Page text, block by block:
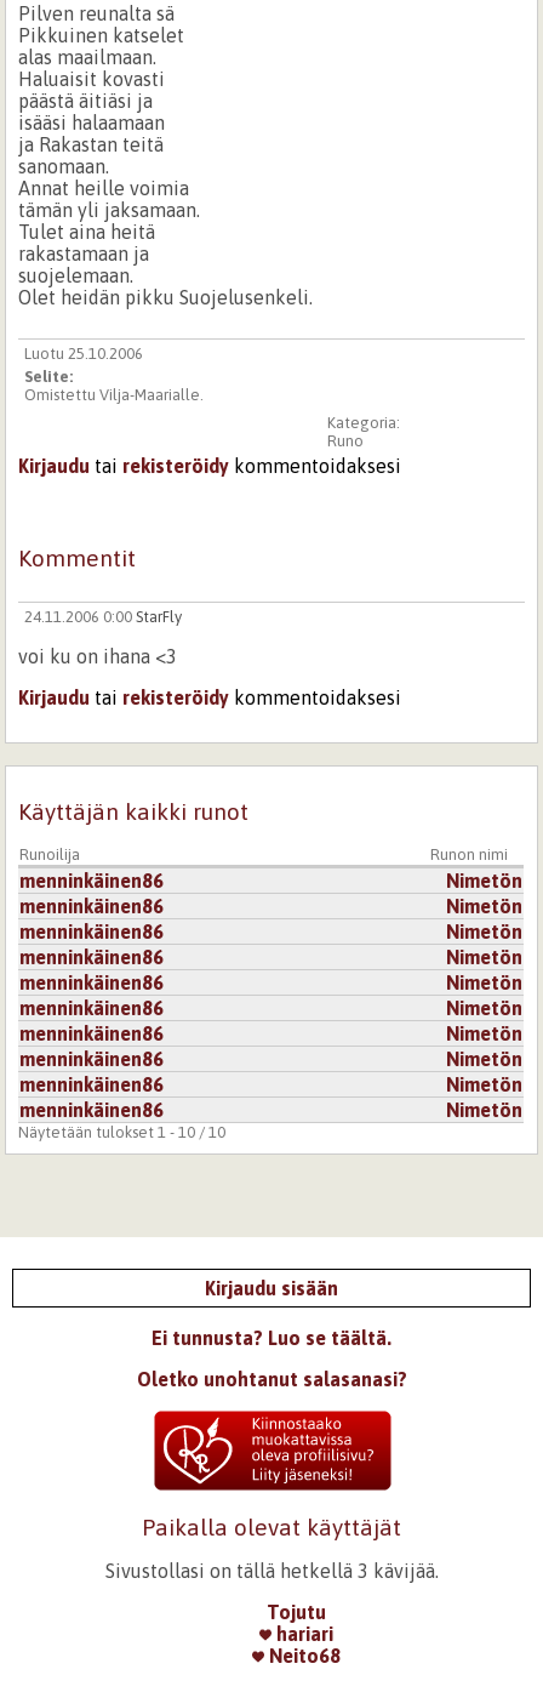
Pilven reunalta sä
Pikkuinen katselet
alas maailmaan.
Haluaisit kovasti
päästä äitiäsi ja
isääsi halaamaan
ja Rakastan teitä
sanomaan.
Annat heille voimia
tämän yli jaksamaan.
Tulet aina heitä
rakastamaan ja
suojelemaan.
Olet heidän pikku Suojelusenkeli.
Luotu 25.10.2006
Selite:
Omistettu Vilja-Maarialle.
Kategoria:
Runo
Kirjaudu tai rekisteröidy kommentoidaksesi
Kommentit
24.11.2006 0:00 StarFly
voi ku on ihana <3
Kirjaudu tai rekisteröidy kommentoidaksesi
Käyttäjän kaikki runot
Runoilija Runon nimi
menninkäinen86
Nimetön
menninkäinen86
Nimetön
menninkäinen86
Nimetön
menninkäinen86
Nimetön
menninkäinen86
Nimetön
menninkäinen86
Nimetön
menninkäinen86
Nimetön
menninkäinen86
Nimetön
menninkäinen86
Nimetön
menninkäinen86
Nimetön
Näytetään tulokset 1 - 10 / 10
Kirjaudu sisään
Ei tunnusta? Luo se täältä.
Oletko unohtanut salasanasi?
Paikalla olevat käyttäjät
Sivustollasi on tällä hetkellä 3 kävijää.
Tojutu
hariari
Neito68